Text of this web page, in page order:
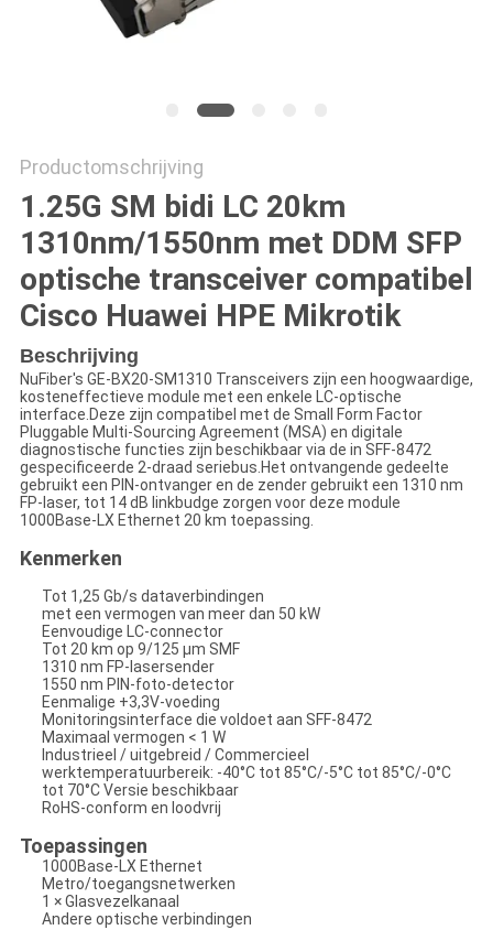
Productomschrijving
1.25G SM bidi LC 20km
1310nm/1550nm met DDM SFP
optische transceiver compatibel
Cisco Huawei HPE Mikrotik
Beschrijving
NuFiber's GE-BX20-SM1310 Transceivers zijn een hoogwaardige,
kosteneffectieve module met een enkele LC-optische
interface.Deze zijn compatibel met de Small Form Factor
Pluggable Multi-Sourcing Agreement (MSA) en digitale
diagnostische functies zijn beschikbaar via de in SFF-8472
gespecificeerde 2-draad seriebus.Het ontvangende gedeelte
gebruikt een PIN-ontvanger en de zender gebruikt een 1310 nm
FP-laser, tot 14 dB linkbudge zorgen voor deze module
1000Base-LX Ethernet 20 km toepassing.
Kenmerken
Tot 1,25 Gb/s dataverbindingen
met een vermogen van meer dan 50 kW
Eenvoudige LC-connector
Tot 20 km op 9/125 μm SMF
1310 nm FP-lasersender
1550 nm PIN-foto-detector
Eenmalige +3,3V-voeding
Monitoringsinterface die voldoet aan SFF-8472
Maximaal vermogen < 1 W
Industrieel / uitgebreid / Commercieel
werktemperatuurbereik: -40°C tot 85°C/-5°C tot 85°C/-0°C
tot 70°C Versie beschikbaar
RoHS-conform en loodvrij
Toepassingen
1000Base-LX Ethernet
Metro/toegangsnetwerken
1 × Glasvezelkanaal
Andere optische verbindingen